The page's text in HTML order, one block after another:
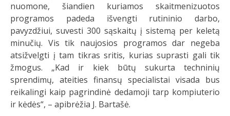
nuomone, šiandien kuriamos skaitmenizuotos
programos padeda išvengti rutininio darbo,
pavyzdžiui, suvesti 300 sąskaitų į sistemą per keletą
minučių. Vis tik naujosios programos dar negeba
atsižvelgti į tam tikras sritis, kurias suprasti gali tik
žmogus. „Kad ir kiek būtų sukurta techninių
sprendimų, ateities finansų specialistai visada bus
reikalingi kaip pagrindinė dedamoji tarp kompiuterio
ir kėdės“, – apibrėžia J. Bartašė.